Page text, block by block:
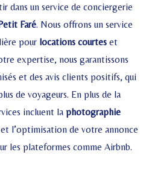
dans un service de conciergerie
Faré. Nous offrons un service
pour locations courtes et
expertise, nous garantissons
et des avis clients positifs, qui
de voyageurs. En plus de la
incluent laphotographie
l’optimisation de votre annonce
les plateformes comme Airbnb.